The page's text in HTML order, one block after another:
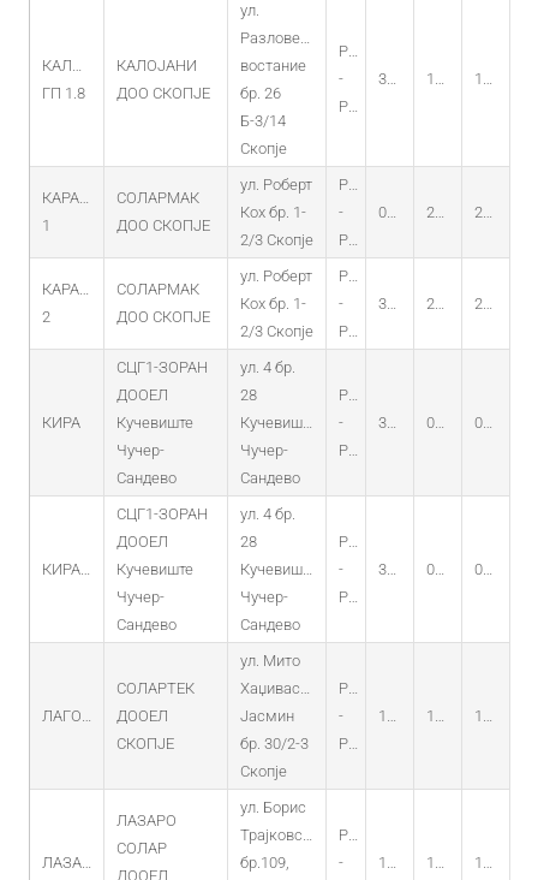
КАЛОЈАНИ
ГП 1.8
КАЛОЈАНИ
ДОО СКОПЈЕ
ул.
Разловечко
востание
бр. 26
Б-3/14
Скопје
PO
-
PV
30.12.2014 18.12.2014 18.12.2029
КАРАЏИНЕЦ
1
СОЛАРМАК
ДОО СКОПЈЕ
ул. Роберт
Кох бр. 1-
2/3 Скопје
PO
-
PV
03.01.2013 27.12.2012 27.12.2027
КАРАЏИНЕЦ
2
СОЛАРМАК
ДОО СКОПЈЕ
ул. Роберт
Кох бр. 1-
2/3 Скопје
PO
-
PV
30.01.2014 21.01.2014 21.01.2029
КИРА
СЦГ1-ЗОРАН
ДООЕЛ
Кучевиште
Чучер-
Сандево
ул. 4 бр.
28
Кучевиште
Чучер-
Сандево
PO
-
PV
31.07.2014 09.07.2014 09.07.2029
КИРА-2
СЦГ1-ЗОРАН
ДООЕЛ
Кучевиште
Чучер-
Сандево
ул. 4 бр.
28
Кучевиште
Чучер-
Сандево
PO
-
PV
31.07.2014 09.07.2014 09.07.2029
ЛАГОВО
СОЛАРТЕК
ДООЕЛ
СКОПЈЕ
ул. Мито
Хаџивасилев-
Јасмин
бр. 30/2-3
Скопје
PO
-
PV
15.03.2013 12.03.2013 12.03.2028
ЛАЗАРО
ЛАЗАРО
СОЛАР
ДООЕЛ
ул. Борис
Трајковски
бр.109,
PO
-
10.02.2015 18.12.2014 18.12.2029